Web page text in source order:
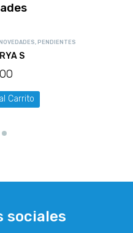
NOVEDADES, PENDIENTES
S
Carrito
sociales